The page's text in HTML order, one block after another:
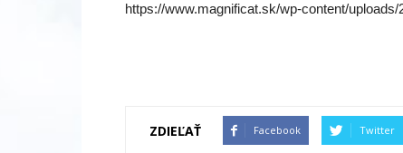
https://www.magnificat.sk/wp-content/
ZDIEĽAŤ Facebook Twitter